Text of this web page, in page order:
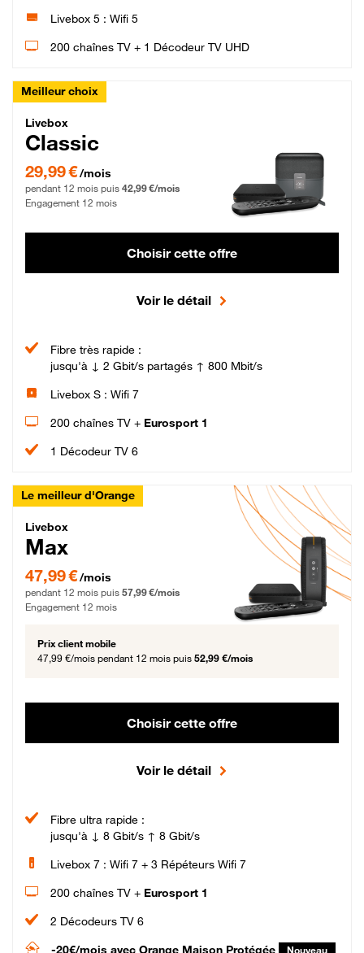
Livebox 5 : Wifi 5
200 chaînes TV + 1 Décodeur TV UHD
Meilleur choix
Livebox Classic Fibre
Livebox
Classic
29,99 € par mois pendant 12 mois puis 42,99 € par mois, Engagement 12 mois
29,99 €/mois
pendant 12 mois puis 42,99 €/mois
Engagement 12 mois
Choisir cette offre
Voir le détail
Fibre très rapide :
jusqu'à ↓ 2 Gbit/s partagés ↑ 800 Mbit/s
Livebox S : Wifi 7
200 chaînes TV + Eurosport 1
1 Décodeur TV 6
Le meilleur d'Orange
Livebox Max Fibre
Livebox
Max
47,99 € par mois pendant 12 mois puis 57,99 € par mois, Engagement 12 mois
47,99 €/mois
pendant 12 mois puis 57,99 €/mois
Engagement 12 mois
Prix client mobile
47,99 €/mois pendant 12 mois puis 52,99 €/mois
Choisir cette offre
Voir le détail
Fibre ultra rapide :
jusqu'à ↓ 8 Gbit/s ↑ 8 Gbit/s
Livebox 7 : Wifi 7 + 3 Répéteurs Wifi 7
200 chaînes TV + Eurosport 1
2 Décodeurs TV 6
-20€/mois avec Orange Maison Protégée Nouveau